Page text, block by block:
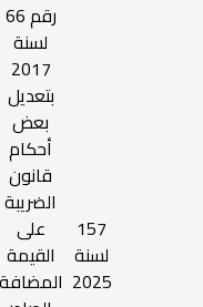
رقم 66
لسنة
2017
157
لسنة
2025
بتعديل
بعض
أحكام
قانون
الضريبة
على
القيمة
المضافة